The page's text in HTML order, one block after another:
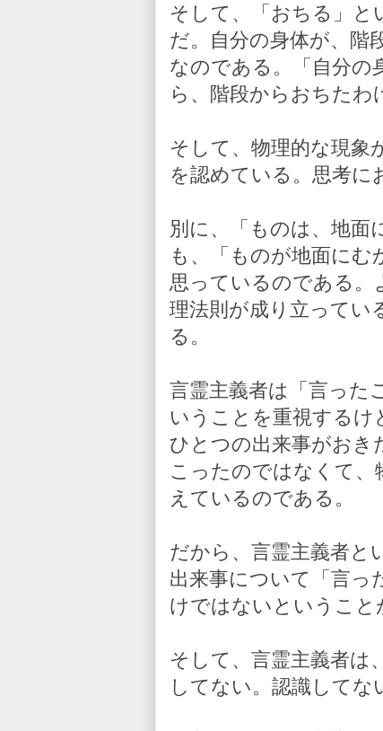
そして、「おちる」と
だ。自分の身体が、階
なのである。「自分の
ら、階段からおちたわ
そして、物理的な現象
を認めている。思考に
別に、「ものは、地面
も、「ものが地面にむ
思っているのである。
理法則が成り立ってい
る。
言霊主義者は「言った
いうことを重視するけ
ひとつの出来事がおき
こったのではなくて、
えているのである。
だから、言霊主義者と
出来事について「言っ
けではないということ
そして、言霊主義者は
してない。認識してな